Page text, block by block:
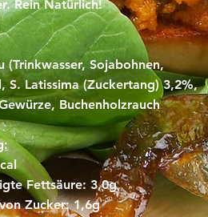
Rein Natürlich!
(Trinkwasser, Sojabohnen,
S. Latissima (Zuckertang) 3,2%,
Buchenholzrauch
Fettsäure: 3,0g
Zucker: 1,6g